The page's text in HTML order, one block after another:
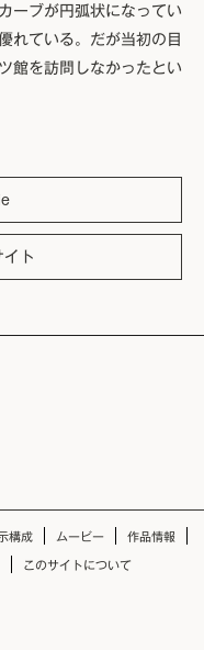
ーブが円弧状になってい
れている。だが当初の目
館を訪問しなかったとい
イト
構成 ムービー 作品情報
このサイトについて